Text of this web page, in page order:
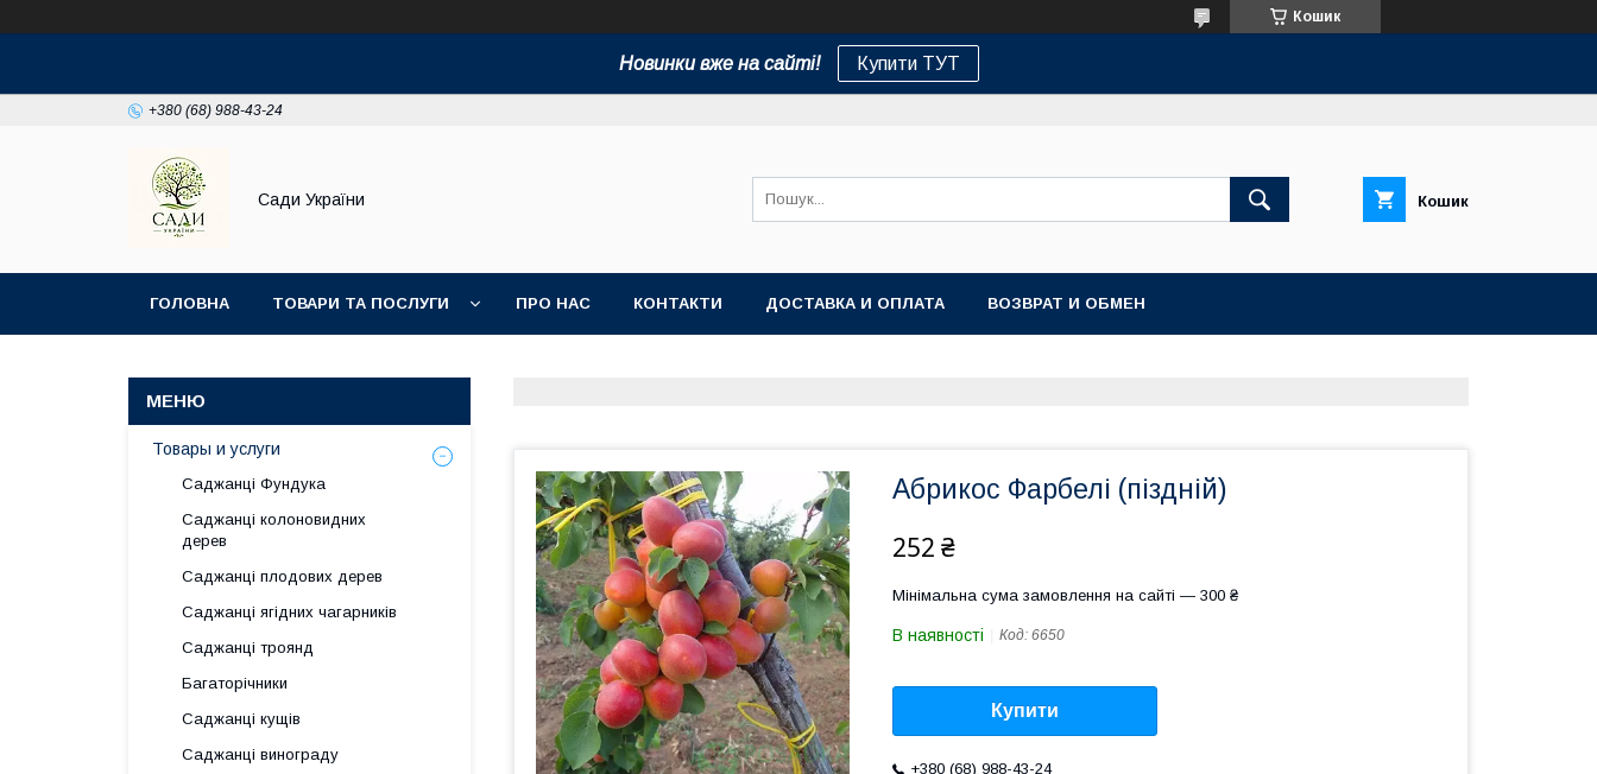
Кошик
Новинки вже на сайті! Купити ТУТ
+380 (68) 988-43-24
Сади України Кошик
ГОЛОВНА ТОВАРИ ТА ПОСЛУГИ ПРО НАС КОНТАКТИ ДОСТАВКА И ОПЛАТА ВОЗВРАТ И ОБМЕН
Абрикос Фарбелі (піздній)
252 ₴
Мінімальна сума замовлення на сайті — 300 ₴
В наявності Код: 6650
Купити
+380 (68) 988-43-24
Товары и услуги
Саджанці Фундука
Саджанці колоновидних
дерев
Саджанці плодових дерев
Саджанці ягідних чагарників
Саджанці троянд
Багаторічники
Саджанці кущів
Саджанці винограду